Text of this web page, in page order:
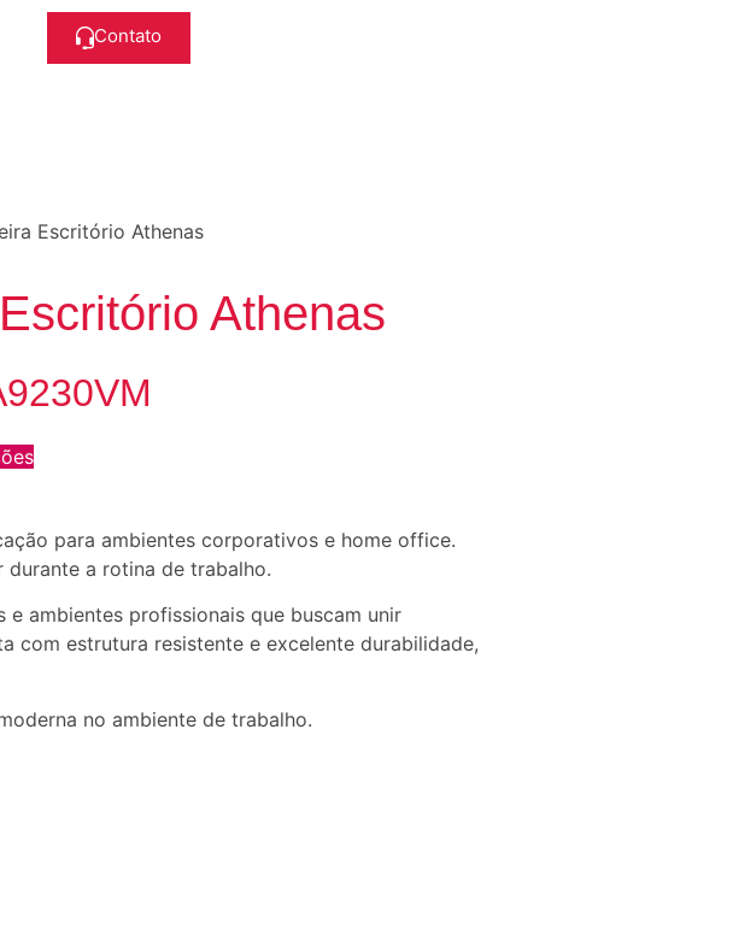
Contato
Escritório Athenas
Athenas
para ambientes corporativos e home office.
a rotina de trabalho.
ambientes profissionais que buscam unir
com estrutura resistente e excelente durabilidade,
no ambiente de trabalho.